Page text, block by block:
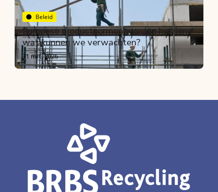
Beleid
Europese productnormen worden herzien;
wat kunnen we verwachten?
31 mrt. 2026